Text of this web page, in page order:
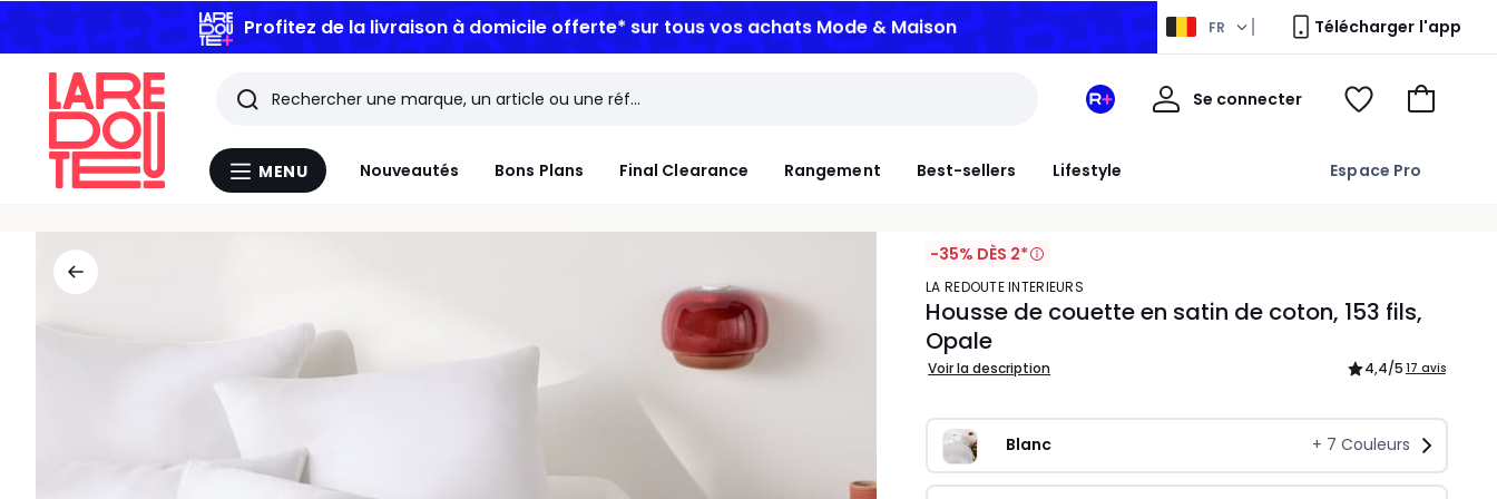
Profitez de la livraison à domicile offerte* sur tous vos achats Mode & Maison FR Télécharger l'app
Menu
MENU Nouveautés Bons Plans Final Clearance Rangement Best-sellers Lifestyle Espace Pro
Rechercher
Les
derniers
consultés
Mon
Redoute
Se connecter
Mon
Voir
Aller
-35% DÈS 2*
LA REDOUTE INTERIEURS
Housse de couette en satin de coton, 153 fils,
Opale
Voir la description 4,4/5 17 avis
Blanc + 7 Couleurs